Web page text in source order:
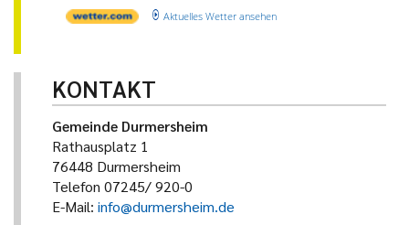
Aktuelles Wetter ansehen
KONTAKT
Gemeinde Durmersheim
Rathausplatz 1
76448 Durmersheim
Telefon 07245/ 920-0
E-Mail: info@durmersheim.de